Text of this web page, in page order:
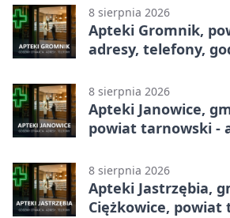
8 sierpnia 2026
Apteki Gromnik,
adresy, telefony,
8 sierpnia 2026
Apteki Janowice,
powiat tarnowski -
8 sierpnia 2026
Apteki Jastrzębia,
Ciężkowice, powiat